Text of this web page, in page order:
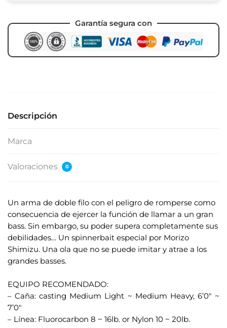
Garantía segura con
Descripción
Marca
Valoraciones 0
Un arma de doble filo con el peligro de romperse como
consecuencia de ejercer la función de llamar a un gran
bass. Sin embargo, su poder supera completamente sus
debilidades… Un spinnerbait especial por Morizo ​​
Shimizu. Una ola que no se puede imitar y atrae a los
grandes basses.
EQUIPO RECOMENDADO:
– Caña: casting Medium Light ~ Medium Heavy, 6’0" ~
7’0"
– Línea: Fluorocarbon 8 ~ 16lb. or Nylon 10 ~ 20lb.